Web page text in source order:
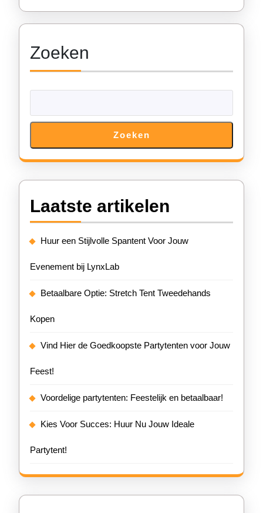
Zoeken
Zoeken
Laatste artikelen
Huur een Stijlvolle Spantent Voor Jouw
Evenement bij LynxLab
Betaalbare Optie: Stretch Tent Tweedehands
Kopen
Vind Hier de Goedkoopste Partytenten voor Jouw
Feest!
Voordelige partytenten: Feestelijk en betaalbaar!
Kies Voor Succes: Huur Nu Jouw Ideale
Partytent!